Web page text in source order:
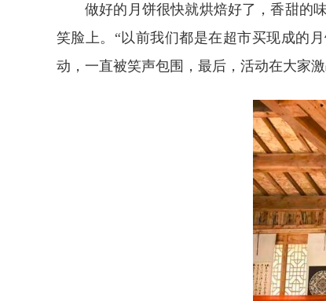
做好的月饼很快就烘焙好了，香甜的
笑脸上。“以前我们都是在超市买现成的
动，一直被笑声包围，最后，活动在大家